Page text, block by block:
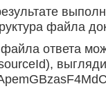
файла
ответа